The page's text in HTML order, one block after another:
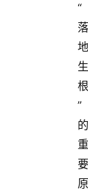
“
落
地
生
根
”
的
重
要
原